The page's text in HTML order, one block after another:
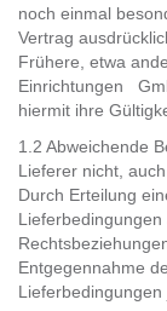
noch einmal
Vertrag
Frühere, etwa
Einrichtungen
hiermit ihre
1.2 Abweichende
Lieferer nicht,
Durch Erteilung
Entgegennahme
Lieferbedingungen